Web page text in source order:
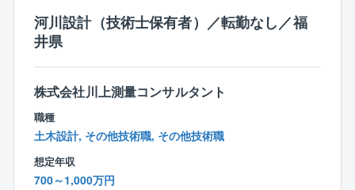
ン層どなたでも馴染みやすい環境です。
また、社内の風通しも良いため、一人一人の意見を聞
き入れていただきやすいです。
【魅力ポイント】
■残業時間少ない（月平均10h程度）
■転勤なし
■風通しが良いため離職率も非常に低いです。
※現在40代の方は新卒からのご入社です。
直近5年間での退職者1名（寿退社）
河川設計（技術士保有者）／転勤なし／福
井県
株式会社川上測量コンサルタント
職種
土木設計, その他技術職, その他技術職
想定年収
700～1,000万円